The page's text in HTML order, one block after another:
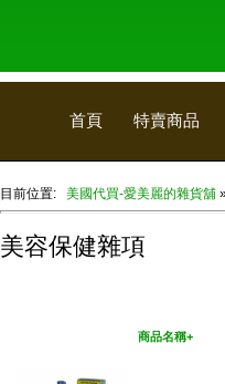
首頁 特賣商品
目前位置: 美國代買-愛美麗的雜貨舖
美容保健雜項
商品名稱+